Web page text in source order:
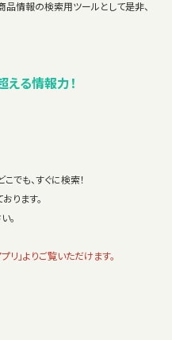
品情報の検索用ツールとして是非、
える情報力！
でも、すぐに検索！
ります。
。
リ」よりご覧いただけます。